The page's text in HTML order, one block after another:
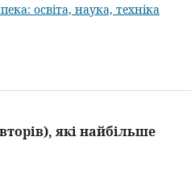
освіта, наука, техніка
які найбільше